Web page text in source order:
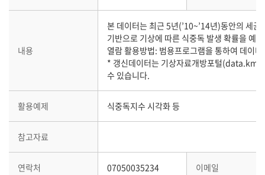
내용
본 데이터는 최근 5년(’10~’14년)동안의 세
기반으로 기상에 따른 식중독 발생 확률을 예
열람 활용방법: 범용프로그램을 통하여 데이터
* 갱신데이터는 기상자료개방포털
수 있습니다.
활용예제 식중독지수 시각화 등
참고자료
연락처 07050035234 이메일